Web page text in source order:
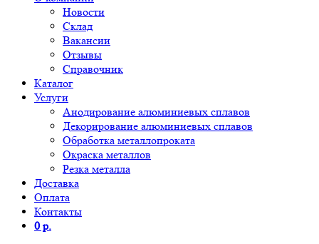
Новости
Склад
Вакансии
Отзывы
Справочник
Каталог
Услуги
Анодирование алюминиевых сплавов
Декорирование алюминиевых сплавов
Обработка металлопроката
Окраска металлов
Резка металла
Доставка
Оплата
Контакты
0 р.